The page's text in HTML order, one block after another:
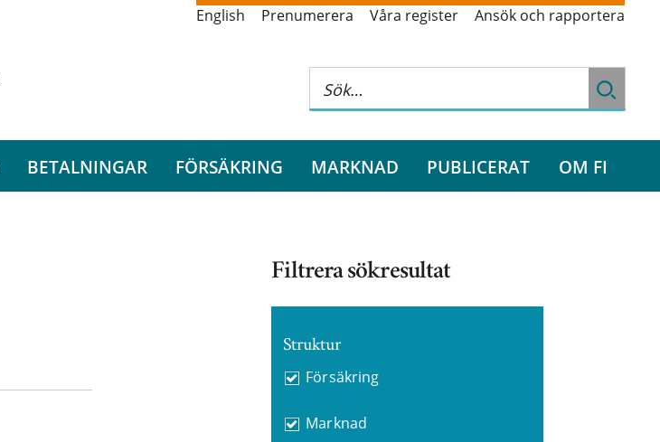
English Prenumerera Våra register Ansök och rapportera
BETALNINGAR FÖRSÄKRING MARKNAD PUBLICERAT OM FI
Filtrera sökresultat
Struktur
Försäkring
Marknad